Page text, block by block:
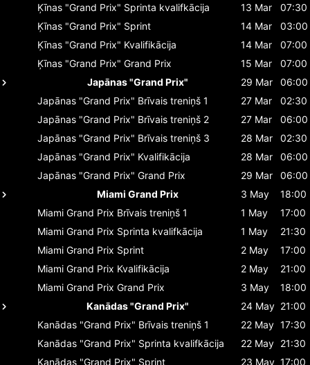
Ķīnas "Grand Prix" Sprinta kvalifkācija 13 Mar
07:30
Ķīnas "Grand Prix" Sprint 14 Mar
03:00
Ķīnas "Grand Prix" Kvalifikācija 14 Mar
07:00
Ķīnas "Grand Prix" Grand Prix 15 Mar
07:00
Japānas "Grand Prix"
29 Mar
06:00
Japānas "Grand Prix" Brīvais treniņš 1 27 Mar
02:30
Japānas "Grand Prix" Brīvais treniņš 2 27 Mar
06:00
Japānas "Grand Prix" Brīvais treniņš 3 28 Mar
02:30
Japānas "Grand Prix" Kvalifikācija 28 Mar
06:00
Japānas "Grand Prix" Grand Prix 29 Mar
06:00
Miami Grand Prix
3 May
18:00
Miami Grand Prix Brīvais treniņš 1 1 May
17:00
Miami Grand Prix Sprinta kvalifkācija 1 May
21:30
Miami Grand Prix Sprint 2 May
17:00
Miami Grand Prix Kvalifikācija 2 May
21:00
Miami Grand Prix Grand Prix 3 May
18:00
Kanādas "Grand Prix"
24 May 21:00
Kanādas "Grand Prix" Brīvais treniņš 1 22 May 17:30
Kanādas "Grand Prix" Sprinta kvalifkācija 22 May 21:30
Kanādas "Grand Prix" Sprint 23 May 17:00